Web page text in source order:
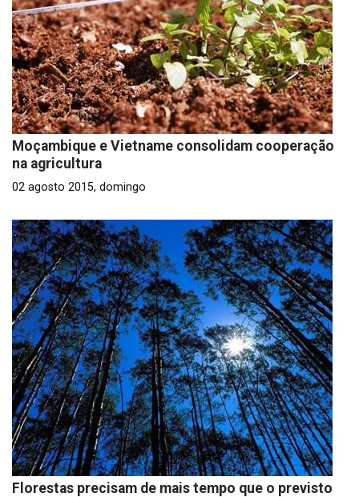
Moçambique e Vietname consolidam cooperação
na agricultura
02 agosto 2015, domingo
Florestas precisam de mais tempo que o previsto